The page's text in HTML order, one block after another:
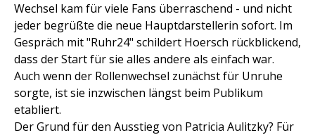
Wechsel kam für viele Fans überraschend - und nicht
jeder begrüßte die neue Hauptdarstellerin sofort. Im
Gespräch mit "Ruhr24" schildert Hoersch rückblickend,
dass der Start für sie alles andere als einfach war.
Auch wenn der Rollenwechsel zunächst für Unruhe
sorgte, ist sie inzwischen längst beim Publikum
etabliert.
Der Grund für den Ausstieg von Patricia Aulitzky? Für